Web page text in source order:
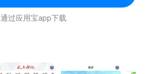
通过应用宝app下载